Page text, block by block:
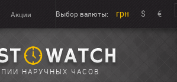
Акции Выбор валюты: грн $ €
НАРУЧНЫХ ЧАСОВ